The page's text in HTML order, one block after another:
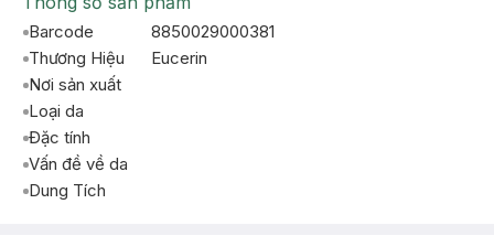
Barcode
8850029000381
Thương Hiệu
Eucerin
Nơi sản xuất
Loại da
Đặc tính
Vấn đề về da
Dung Tích